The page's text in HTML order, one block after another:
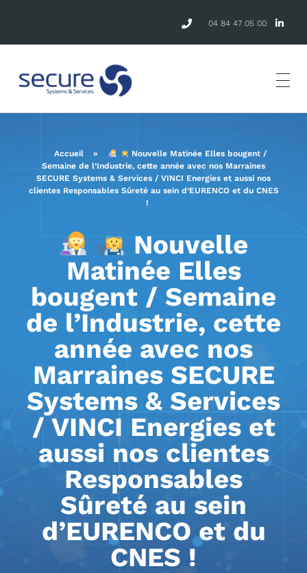
04 84 47 05 00
Accueil »
Nouvelle Matinée Elles bougent /
Semaine de l’Industrie, cette année avec nos Marraines
SECURE Systems & Services / VINCI Energies et aussi nos
clientes Responsables Sûreté au sein d’EURENCO et du CNES
!
Nouvelle
Matinée Elles
bougent / Semaine
de l’Industrie, cette
année avec nos
Marraines SECURE
Systems & Services
/ VINCI Energies et
aussi nos clientes
Responsables
Sûreté au sein
d’EURENCO et du
CNES !